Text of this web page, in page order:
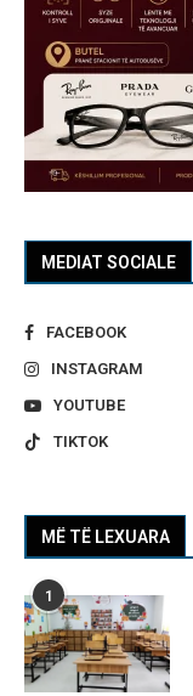
MEDIAT SOCIALE
FACEBOOK
INSTAGRAM
YOUTUBE
TIKTOK
MË TË LEXUARA
1